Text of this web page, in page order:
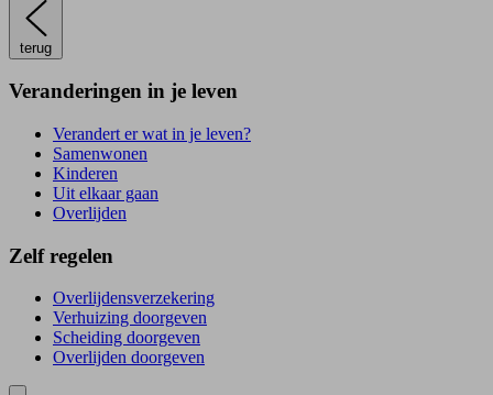
terug
Veranderingen in je leven
Verandert er wat in je leven?
Samenwonen
Kinderen
Uit elkaar gaan
Overlijden
Zelf regelen
Overlijdensverzekering
Verhuizing doorgeven
Scheiding doorgeven
Overlijden doorgeven